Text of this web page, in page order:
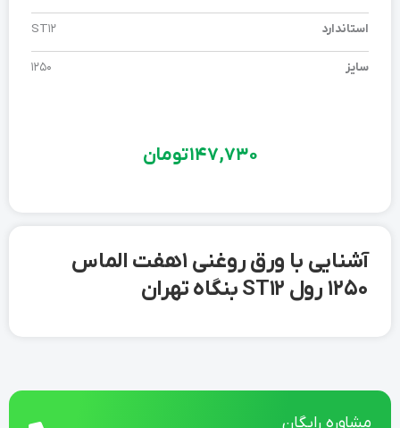
مشاوره رایگان
استاندارد ST12
سایز 1250
147,730تومان
آشنایی با ورق روغنی 1 هفت الماس
1250 رول ST12 بنگاه تهران